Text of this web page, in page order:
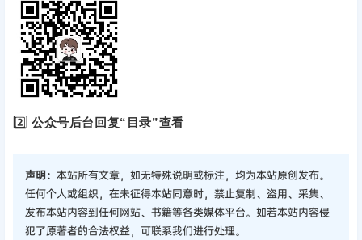
2️⃣公众号后台回复“目录”查看
声明： 本站所有文章，如无特殊说明或标注，均为本站原创发布。
任何个人或组织，在未征得本站同意时，禁止复制、盗用、采集、
发布本站内容到任何网站、书籍等各类媒体平台。如若本站内容侵
犯了原著者的合法权益，可联系我们进行处理。